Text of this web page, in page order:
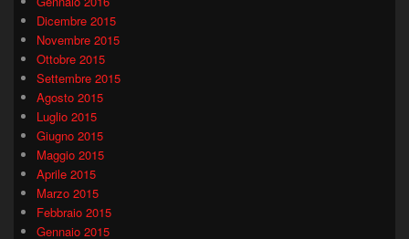
Dicembre 2015
Novembre 2015
Ottobre 2015
Settembre 2015
Agosto 2015
Luglio 2015
Giugno 2015
Maggio 2015
Aprile 2015
Marzo 2015
Febbraio 2015
Gennaio 2015